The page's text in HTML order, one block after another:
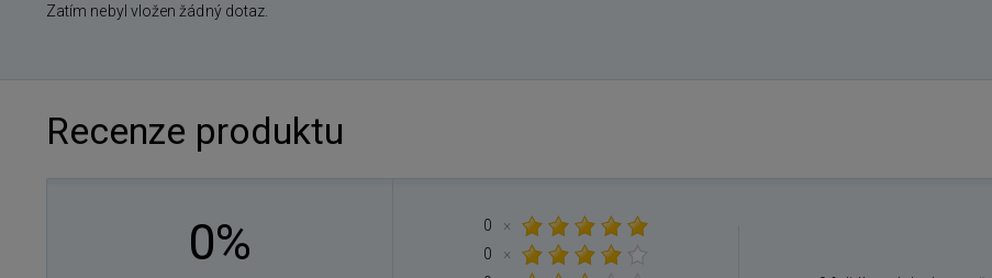
Zatím nebyl vložen žádný dotaz.
Recenze produktu
0% 0
×
0
×